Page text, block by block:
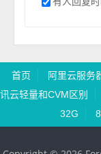
首页 阿里云服务
讯云轻量和CVM区别
32G